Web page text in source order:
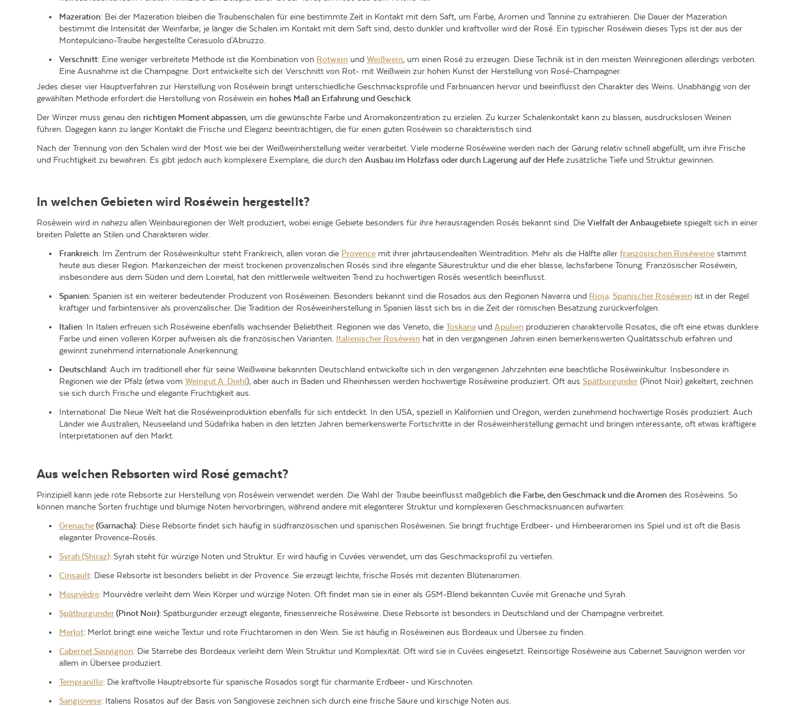
Mazeration: Bei der Mazeration bleiben die Traubenschalen für eine bestimmte Zeit in Kontakt mit dem Saft, um Farbe, Aromen und Tannine zu extrahieren. Die Dauer der Mazeration
bestimmt die Intensität der Weinfarbe; je länger die Schalen im Kontakt mit dem Saft sind, desto dunkler und kraftvoller wird der Rosé. Ein typischer Roséwein dieses Typs ist der aus der
Montepulciano-Traube hergestellte Cerasuolo d'Abruzzo.
Verschnitt: Eine weniger verbreitete Methode ist die Kombination von Rotwein und Weißwein, um einen Rosé zu erzeugen. Diese Technik ist in den meisten Weinregionen allerdings verboten.
Eine Ausnahme ist die Champagne. Dort entwickelte sich der Verschnitt von Rot- mit Weißwein zur hohen Kunst der Herstellung von Rosé-Champagner.
Jedes dieser vier Hauptverfahren zur Herstellung von Roséwein bringt unterschiedliche Geschmacksprofile und Farbnuancen hervor und beeinflusst den Charakter des Weins. Unabhängig von der
gewählten Methode erfordert die Herstellung von Roséwein ein hohes Maß an Erfahrung und Geschick
Der Winzer muss genau den richtigen Moment abpassen, um die gewünschte Farbe und Aromakonzentration zu erzielen. Zu kurzer Schalenkontakt kann zu blassen, ausdruckslosen Weinen
führen. Dagegen kann zu langer Kontakt die Frische und Eleganz beeinträchtigen, die für einen guten Roséwein so charakteristisch sind.
Nach der Trennung von den Schalen wird der Most wie bei der Weißweinherstellung weiter verarbeitet. Viele moderne Roséweine werden nach der Gärung relativ schnell abgefüllt, um ihre Frische
und Fruchtigkeit zu bewahren. Es gibt jedoch auch komplexere Exemplare, die durch den Ausbau im Holzfass oder durch Lagerung auf der Hefe zusätzliche Tiefe und Struktur gewinnen.
In welchen Gebieten wird Roséwein hergestellt?
Roséwein wird in nahezu allen Weinbauregionen der Welt produziert, wobei einige Gebiete besonders für ihre herausragenden Rosés bekannt sind. Die Vielfalt der Anbaugebiete spiegelt sich in einer
breiten Palette an Stilen und Charakteren wider.
Frankreich: Im Zentrum der Roséweinkultur steht Frankreich, allen voran die Provence mit ihrer jahrtausendealten Weintradition. Mehr als die Hälfte aller französischen Roséweine stammt
heute aus dieser Region. Markenzeichen der meist trockenen provenzalischen Rosés sind ihre elegante Säurestruktur und die eher blasse, lachsfarbene Tönung. Französischer Roséwein,
insbesondere aus dem Süden und dem Loiretal, hat den mittlerweile weltweiten Trend zu hochwertigen Rosés wesentlich beeinflusst.
Spanien: Spanien ist ein weiterer bedeutender Produzent von Roséweinen. Besonders bekannt sind die Rosados aus den Regionen Navarra und Rioja Spanischer Roséwein ist in der Regel
kräftiger und farbintensiver als provenzalischer. Die Tradition der Roséweinherstellung in Spanien lässt sich bis in die Zeit der römischen Besatzung zurückverfolgen.
Italien: In Italien erfreuen sich Roséweine ebenfalls wachsender Beliebtheit. Regionen wie das Veneto, die Toskana und Apulien produzieren charaktervolle Rosatos, die oft eine etwas dunklere
Farbe und einen volleren Körper aufweisen als die französischen Varianten. Italienischer Roséwein hat in den vergangenen Jahren einen bemerkenswerten Qualitätsschub erfahren und
gewinnt zunehmend internationale Anerkennung.
Deutschland: Auch im traditionell eher für seine Weißweine bekannten Deutschland entwickelte sich in den vergangenen Jahrzehnten eine beachtliche Roséweinkultur. Insbesondere in
Regionen wie der Pfalz (etwa vom Weingut A. Diehl), aber auch in Baden und Rheinhessen werden hochwertige Roséweine produziert. Oft aus Spätburgunder (Pinot Noir) gekeltert, zeichnen
sie sich durch Frische und elegante Fruchtigkeit aus.
International: Die Neue Welt hat die Roséweinproduktion ebenfalls für sich entdeckt. In den USA, speziell in Kalifornien und Oregon, werden zunehmend hochwertige Rosés produziert. Auch
Länder wie Australien, Neuseeland und Südafrika haben in den letzten Jahren bemerkenswerte Fortschritte in der Roséweinherstellung gemacht und bringen interessante, oft etwas kräftigere
Interpretationen auf den Markt.
Aus welchen Rebsorten wird Rosé gemacht?
Prinzipiell kann jede rote Rebsorte zur Herstellung von Roséwein verwendet werden. Die Wahl der Traube beeinflusst maßgeblich die Farbe, den Geschmack und die Aromen des Roséweins. So
können manche Sorten fruchtige und blumige Noten hervorbringen, während andere mit eleganterer Struktur und komplexeren Geschmacksnuancen aufwarten:
Grenache(Garnacha): Diese Rebsorte findet sich häufig in südfranzösischen und spanischen Roséweinen. Sie bringt fruchtige Erdbeer- und Himbeeraromen ins Spiel und ist oft die Basis
eleganter Provence-Rosés.
Syrah (Shiraz): Syrah steht für würzige Noten und Struktur. Er wird häufig in Cuvées verwendet, um das Geschmacksprofil zu vertiefen.
Cinsault: Diese Rebsorte ist besonders beliebt in der Provence. Sie erzeugt leichte, frische Rosés mit dezenten Blütenaromen.
Mourvèdre: Mourvèdre verleiht dem Wein Körper und würzige Noten. Oft findet man sie in einer als GSM-Blend bekannten Cuvée mit Grenache und Syrah.
Spätburgunder(Pinot Noir): Spätburgunder erzeugt elegante, finessenreiche Roséweine. Diese Rebsorte ist besonders in Deutschland und der Champagne verbreitet.
Merlot: Merlot bringt eine weiche Textur und rote Fruchtaromen in den Wein. Sie ist häufig in Roséweinen aus Bordeaux und Übersee zu finden.
Cabernet Sauvignon: Die Starrebe des Bordeaux verleiht dem Wein Struktur und Komplexität. Oft wird sie in Cuvées eingesetzt. Reinsortige Roséweine aus Cabernet Sauvignon werden vor
allem in Übersee produziert.
Tempranillo: Die kraftvolle Hauptrebsorte für spanische Rosados sorgt für charmante Erdbeer- und Kirschnoten.
Sangiovese: Italiens Rosatos auf der Basis von Sangiovese zeichnen sich durch eine frische Säure und kirschige Noten aus.